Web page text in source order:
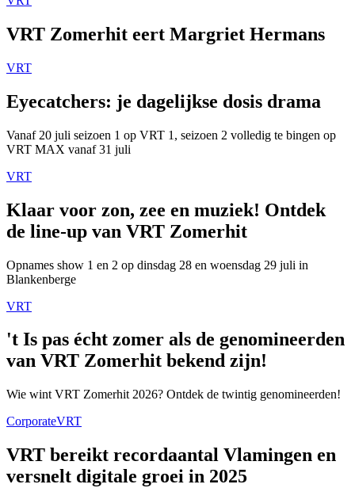
VRT Zomerhit eert Margriet Hermans
VRT
Eyecatchers: je dagelijkse dosis drama
Vanaf 20 juli seizoen 1 op VRT 1, seizoen 2 volledig te bingen op
VRT MAX vanaf 31 juli
VRT
Klaar voor zon, zee en muziek! Ontdek
de line-up van VRT Zomerhit
Opnames show 1 en 2 op dinsdag 28 en woensdag 29 juli in
Blankenberge
VRT
't Is pas écht zomer als de genomineerden
van VRT Zomerhit bekend zijn!
Wie wint VRT Zomerhit 2026? Ontdek de twintig genomineerden!
CorporateVRT
VRT bereikt recordaantal Vlamingen en
versnelt digitale groei in 2025